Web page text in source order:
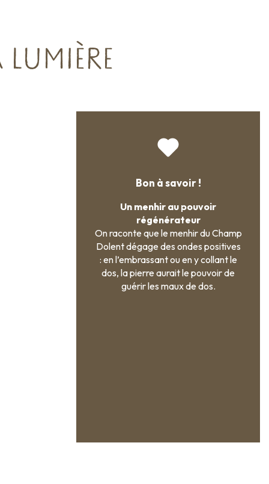
Bon à savoir !
Un menhir au pouvoir
régénérateur
On raconte que le menhir du Champ
Dolent dégage des ondes positives
: en l’embrassant ou en y collant le
dos, la pierre aurait le pouvoir de
guérir les maux de dos.